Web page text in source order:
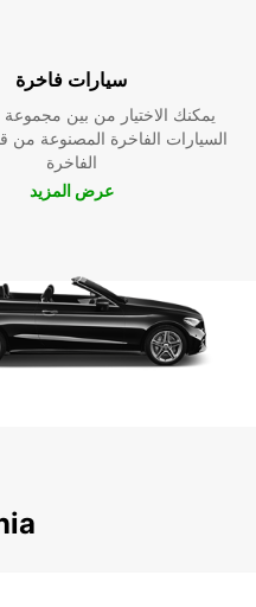
سيارات فاخرة
يمكنك الاختيار من بين
السيارات الفاخرة المصنوعة من
الفاخرة
عرض المزيد